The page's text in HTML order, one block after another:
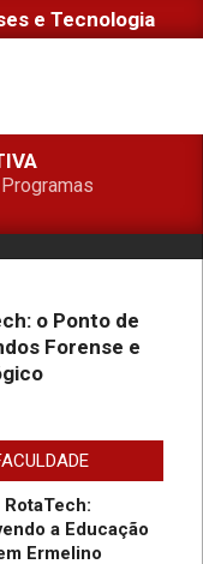
e Tecnologia
o Ponto de
Forense e
Ibptech: o
Encontro dos
na
EAD em
para
23
IBPTECH
Para
Segurança na
a Educação
Ermelino